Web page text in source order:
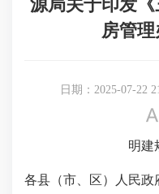
源局关于印发
房管
日期：2025-07-22
明建
各县（市、区）人民政